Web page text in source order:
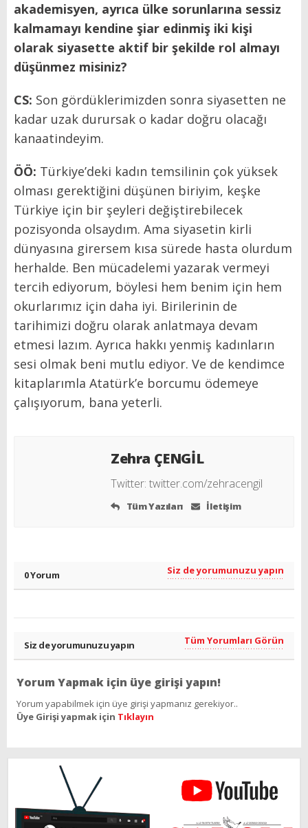
akademisyen, ayrıca ülke sorunlarına sessiz
kalmamayı kendine şiar edinmiş iki kişi
olarak siyasette aktif bir şekilde rol almayı
düşünmez misiniz?
CS: Son gördüklerimizden sonra siyasetten ne
kadar uzak durursak o kadar doğru olacağı
kanaatindeyim.
ÖÖ: Türkiye’deki kadın temsilinin çok yüksek
olması gerektiğini düşünen biriyim, keşke
Türkiye için bir şeyleri değiştirebilecek
pozisyonda olsaydım. Ama siyasetin kirli
dünyasına girersem kısa sürede hasta olurdum
herhalde. Ben mücadelemi yazarak vermeyi
tercih ediyorum, böylesi hem benim için hem
okurlarımız için daha iyi. Birilerinin de
tarihimizi doğru olarak anlatmaya devam
etmesi lazım. Ayrıca hakkı yenmiş kadınların
sesi olmak beni mutlu ediyor. Ve de kendimce
kitaplarımla Atatürk’e borcumu ödemeye
çalışıyorum, bana yeterli.
Zehra ÇENGİL
Twitter: twitter.com/zehracengil
Tüm Yazıları İletişim
0 Yorum Siz de yorumunuzu yapın
Siz de yorumunuzu yapın Tüm Yorumları Görün
Yorum Yapmak için üye girişi yapın!
Yorum yapabilmek için üye girişi yapmanız gerekiyor..
Üye Girişi yapmak için Tıklayın